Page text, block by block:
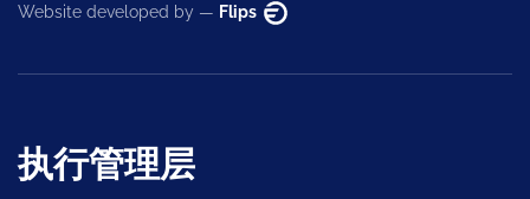
Website developed by — Flips
执行管理层